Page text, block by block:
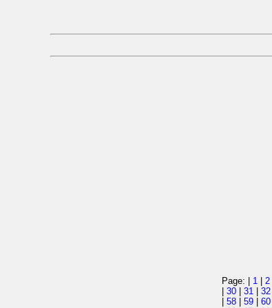
Page: | 1 2
30 31 32
58 59 60